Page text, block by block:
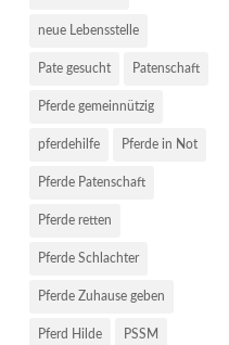
neue Lebensstelle
Pate gesucht Patenschaft
Pferde gemeinnützig
pferdehilfe Pferde in Not
Pferde Patenschaft
Pferde retten
Pferde Schlachter
Pferde Zuhause geben
Pferd Hilde PSSM